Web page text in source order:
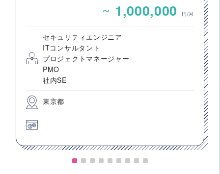
~ 1,000,000 円/月
セキュリティエンジニア
ITコンサルタント
プロジェクトマネージャー
PMO
社内SE
東京都